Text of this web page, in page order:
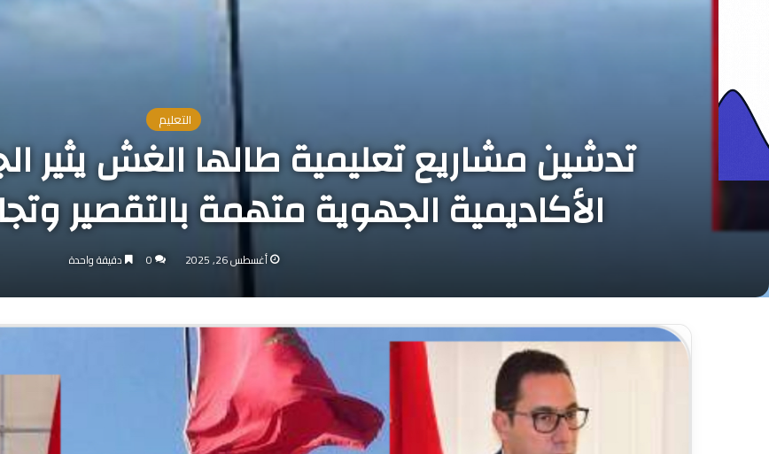
التعليم
تدشين مشاريع تعليمية طالها الغش يثير
الأكاديمية الجهوية متهمة بالتقصير
أغسطس 26, 2025 0 دقيقة واحدة